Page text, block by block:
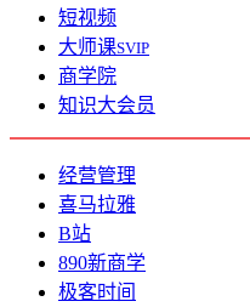
短视频
大师课SVIP
商学院
知识大会员
经营管理
喜马拉雅
B站
890新商学
极客时间